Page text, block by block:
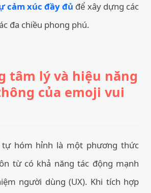
cảm xúc đầy đủ để xây dựng các
đa chiều phong phú.
tâm lý và hiệu năng
của emoji vui
tự hóm hỉnh là một phương thức
từ có khả năng tác động mạnh
người dùng (UX). Khi tích hợp